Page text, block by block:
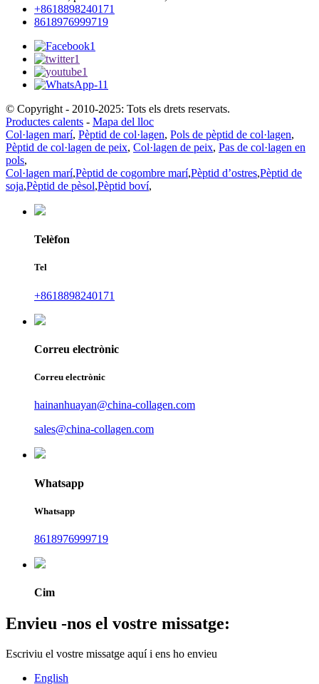
+8618898240171
8618976999719
© Copyright - 2010-2025: Tots els drets reservats.
Productes calents - Mapa del lloc
Col·lagen marí, Pèptid de col·lagen, Pols de pèptid de col·lagen,
Pèptid de col·lagen de peix, Col·lagen de peix, Pas de col·lagen en
pols,
Col·lagen marí,Pèptid de cogombre marí,Pèptid d’ostres,Pèptid de
soja,Pèptid de pèsol,Pèptid boví,
Telèfon
Tel
+8618898240171
Correu electrònic
Correu electrònic
hainanhuayan@china-collagen.com
sales@china-collagen.com
Whatsapp
Whatsapp
8618976999719
Cim
Envieu -nos el vostre missatge:
Escriviu el vostre missatge aquí i ens ho envieu
English